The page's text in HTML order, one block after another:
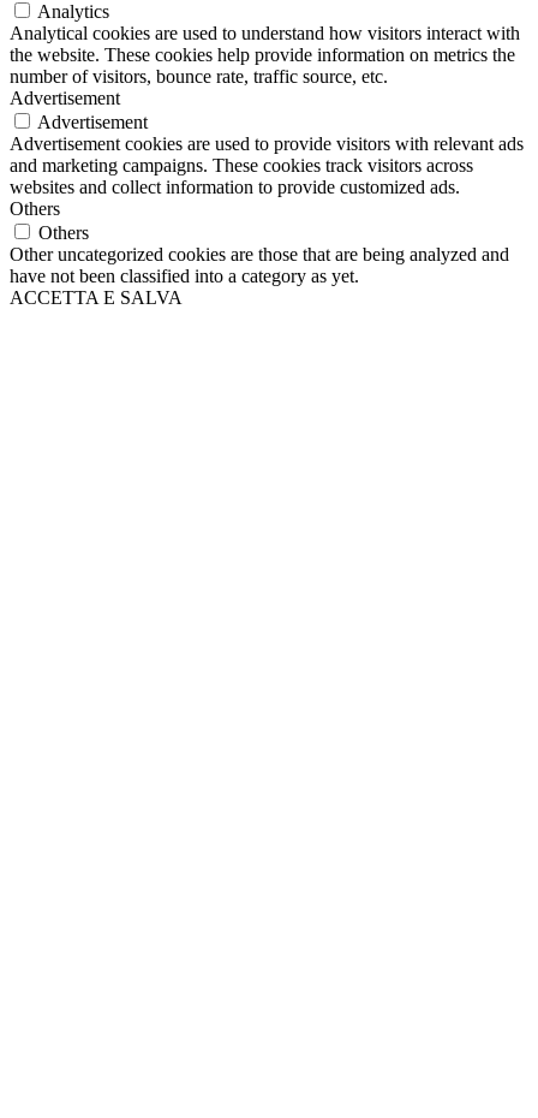
Analytics
Analytical cookies are used to understand how visitors interact with
the website. These cookies help provide information on metrics the
number of visitors, bounce rate, traffic source, etc.
Advertisement
Advertisement
Advertisement cookies are used to provide visitors with relevant ads
and marketing campaigns. These cookies track visitors across
websites and collect information to provide customized ads.
Others
Others
Other uncategorized cookies are those that are being analyzed and
have not been classified into a category as yet.
ACCETTA E SALVA